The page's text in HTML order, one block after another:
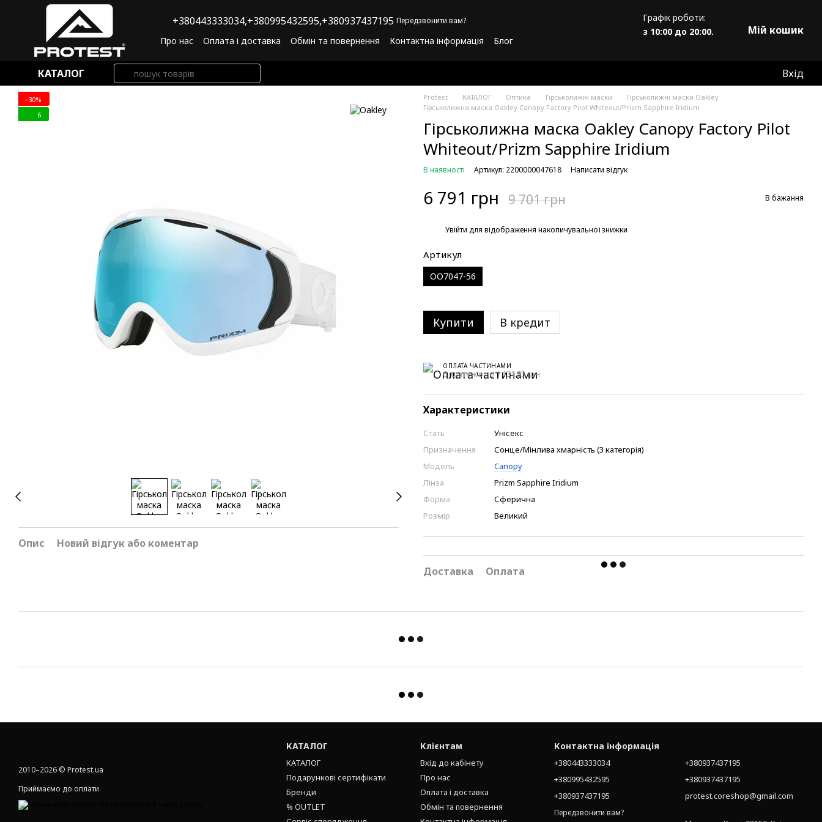
Перейти до основного контенту
+380443333034,+380995432595,+380937437195 Передзвонити вам?
Про нас Оплата і доставка Обмін та повернення Контактна інформація
Блог
Графік роботи:
з 10:00 до 20:00.
Мій кошик
КАТАЛОГ Вхід
−30%
6
Опис Новий відгук або коментар
Protest КАТАЛОГ Оптика Гірськолижні маски
Гірськолижні маски Oakley
Гірськолижна маска Oakley Canopy Factory Pilot Whiteout/Prizm Sapphire Iridium
Гірськолижна маска Oakley Canopy Factory Pilot
Whiteout/Prizm Sapphire Iridium
В наявності Артикул: 2200000047618 Написати відгук
6 791 грн 9 701 грн В бажання
Увійти для відображення накопичувальної знижки
Артикул
OO7047-56
Купити В кредит
ОПЛАТА ЧАСТИНАМИ
6 платежів по 1 131.83 грн
Характеристики
Стать
Унісекс
Призначення
Сонце/Мінлива хмарність (3 категорія)
Модель
Canopy
Лінза
Prizm Sapphire Iridium
Форма
Сферична
Розмір
Великий
Доставка Оплата
2010–2026 © Protest.ua
Приймаємо до оплати
КАТАЛОГ
КАТАЛОГ
Подарункові сертифікати
Бренди
% OUTLET
Клієнтам
Вхід до кабінету
Про нас
Оплата і доставка
Обмін та повернення
Контактна інформація
+380443333034
+380995432595
+380937437195
Передзвонити вам?
+380937437195
+380937437195
protest.coreshop@gmail.com